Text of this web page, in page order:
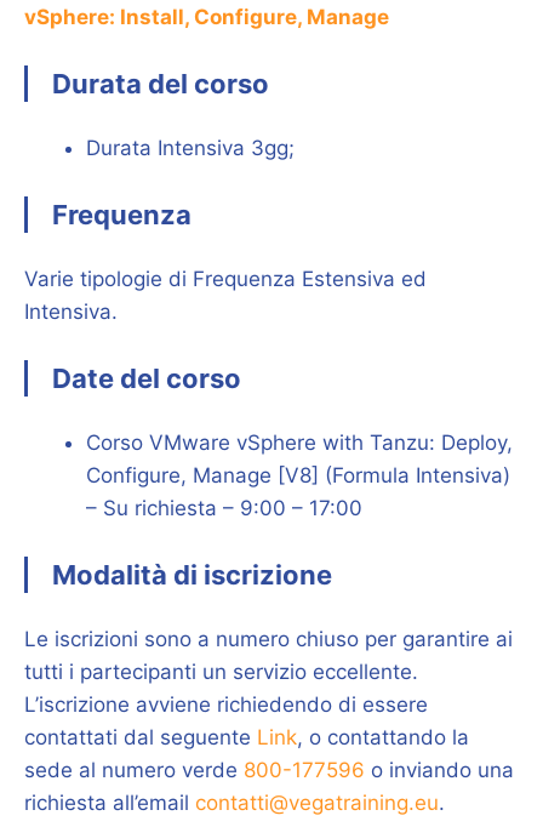
vSphere: Install, Configure, Manage
Durata del corso
Durata Intensiva 3gg;
Frequenza
Varie tipologie di Frequenza Estensiva ed
Intensiva.
Date del corso
Corso VMware vSphere with Tanzu: Deploy,
Configure, Manage [V8] (Formula Intensiva)
– Su richiesta – 9:00 – 17:00
Modalità di iscrizione
Le iscrizioni sono a numero chiuso per garantire ai
tutti i partecipanti un servizio eccellente.
L’iscrizione avviene richiedendo di essere
contattati dal seguente Link, o contattando la
sede al numero verde 800-177596 o inviando una
richiesta all’email contatti@vegatraining.eu.